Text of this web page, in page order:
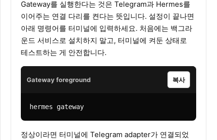
Gateway를 실행한다는 것은 Telegram과 Hermes를
이어주는 연결 다리를 켠다는 뜻입니다. 설정이 끝나면
아래 명령어를 터미널에 입력하세요. 처음에는 백그라
운드 서비스로 설치하지 말고, 터미널에 켜둔 상태로
테스트하는 게 안전합니다.
Gateway foreground 복사
hermes gateway
정상이라면 터미널에 Telegram adapter가 연결되었